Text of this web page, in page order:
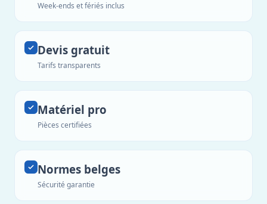
Week-ends et fériés inclus
Devis gratuit
Tarifs transparents
Matériel pro
Pièces certifiées
Normes belges
Sécurité garantie